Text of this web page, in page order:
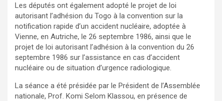
Les députés ont également adopté le projet de loi
autorisant l’adhésion du Togo à la convention sur la
notification rapide d’un accident nucléaire, adoptée à
Vienne, en Autriche, le 26 septembre 1986, ainsi que le
projet de loi autorisant l’adhésion à la convention du 26
septembre 1986 sur l’assistance en cas d’accident
nucléaire ou de situation d’urgence radiologique.
La séance a été présidée par le Président de l’Assemblée
nationale, Prof. Komi Selom Klassou, en présence de